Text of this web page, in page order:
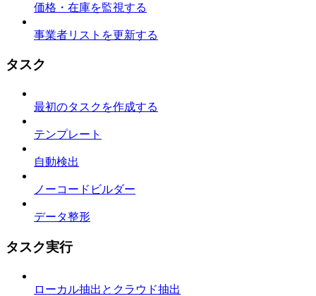
価格・在庫を監視する
事業者リストを更新する
タスク
最初のタスクを作成する
テンプレート
自動検出
ノーコードビルダー
データ整形
タスク実行
ローカル抽出とクラウド抽出